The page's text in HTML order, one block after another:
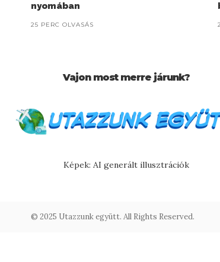
nyomában
25 PERC OLVASÁS
Vajon most merre járunk?
Képek: AI generált illusztrációk
© 2025 Utazzunk együtt. All Rights Reserved.